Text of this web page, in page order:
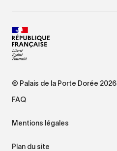
© Palais de la Porte Dorée 2026
FAQ
Mentions légales
Plan du site